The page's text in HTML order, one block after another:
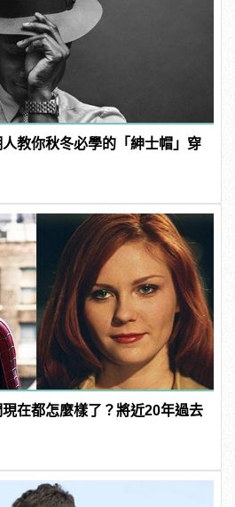
教你秋冬必學的「紳士帽」穿
在都怎麼樣了？將近20年過去